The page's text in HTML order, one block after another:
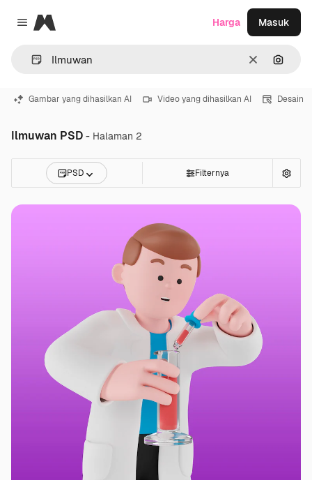
Close menu
Magnific
Jernih
Harga Masuk
Gambar yang dihasilkan AI Video yang dihasilkan AI Desain
Ilmuwan PSD - Halaman 2
PSD Filternya